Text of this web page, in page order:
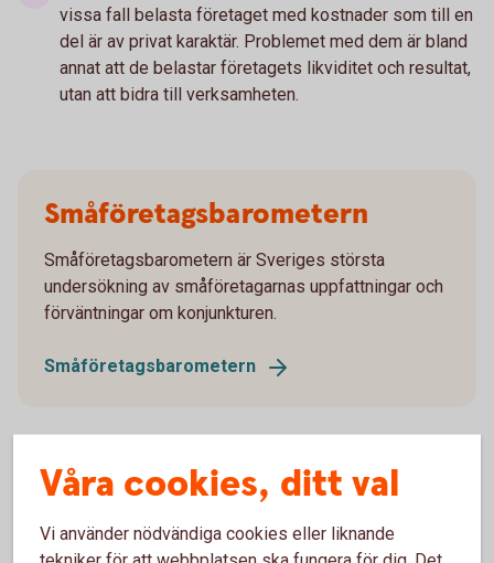
vissa fall belasta företaget med kostnader som till en
del är av privat karaktär. Problemet med dem är bland
annat att de belastar företagets likviditet och resultat,
utan att bidra till verksamheten.
Småföretagsbarometern
Småföretagsbarometern är Sveriges största
undersökning av småföretagarnas uppfattningar och
förväntningar om konjunkturen.
Småföretagsbarometern
Så kan du förbättra
kassaflödet
Våra cookies, ditt val
Vi använder nödvändiga cookies eller liknande